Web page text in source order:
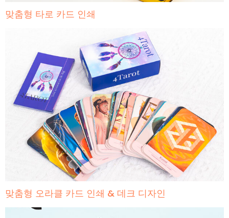
맞춤형 타로 카드 인쇄
맞춤형 오라클 카드 인쇄 & 데크 디자인